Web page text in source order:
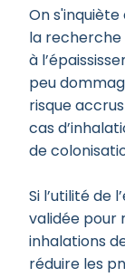
On
la recherche
à
peu
risque
cas
de
Si l’utilité de
validée pour
inhalations
réduire les